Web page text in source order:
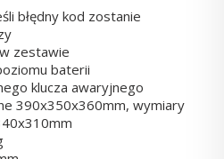
błędny kod zostanie
zestawie
baterii
klucza awaryjnego
390x350x360mm, wymiary